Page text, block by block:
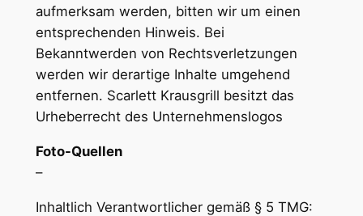
aufmerksam werden, bitten wir um einen
entsprechenden Hinweis. Bei
Bekanntwerden von Rechtsverletzungen
werden wir derartige Inhalte umgehend
entfernen. Scarlett Krausgrill besitzt das
Urheberrecht des Unternehmenslogos
Foto-Quellen
–
Inhaltlich Verantwortlicher gemäß § 5 TMG: